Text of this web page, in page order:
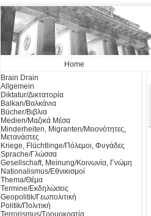
Home
Brain Drain
Allgemein
Diktatur/Δικτατορία
Balkan/Βαλκάνια
Bücher/Βιβλια
Medien/Μαζικά Μέσα
Minderheiten, Migranten/Μειονότητες,
Μετανάστες
Kriege, Flüchtlinge/Πόλεμοι, Φυγάδες
Sprache/Γλώσσα
Gesellschaft, Meinung/Κοινωνία, Γνώμη
Nationalismus/Εθνικισμοί
Thema/Θέμα
Termine/Εκδηλώσεις
Geopolitik/Γεωπολιτική
Politik/Πολιτική
Terrorismus/Τρομοκρατία